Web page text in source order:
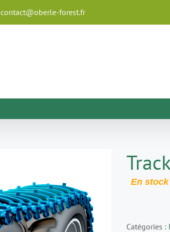
contact@oberle-forest.fr
En stock
Catégories :